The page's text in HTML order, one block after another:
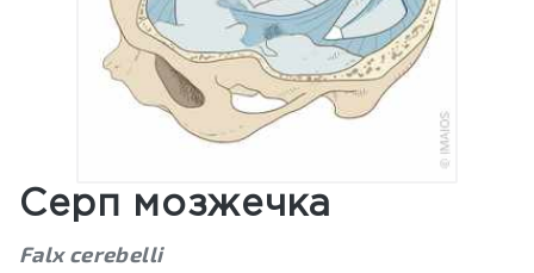
Серп мозжечка
Falx cerebelli